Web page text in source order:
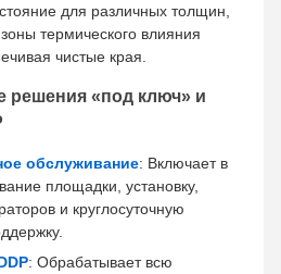
для различных толщин,
термического влияния
чистые края.
решения «под ключ» и
обслуживание: Включает в
площадки, установку,
и круглосуточную
: Обрабатывает всю